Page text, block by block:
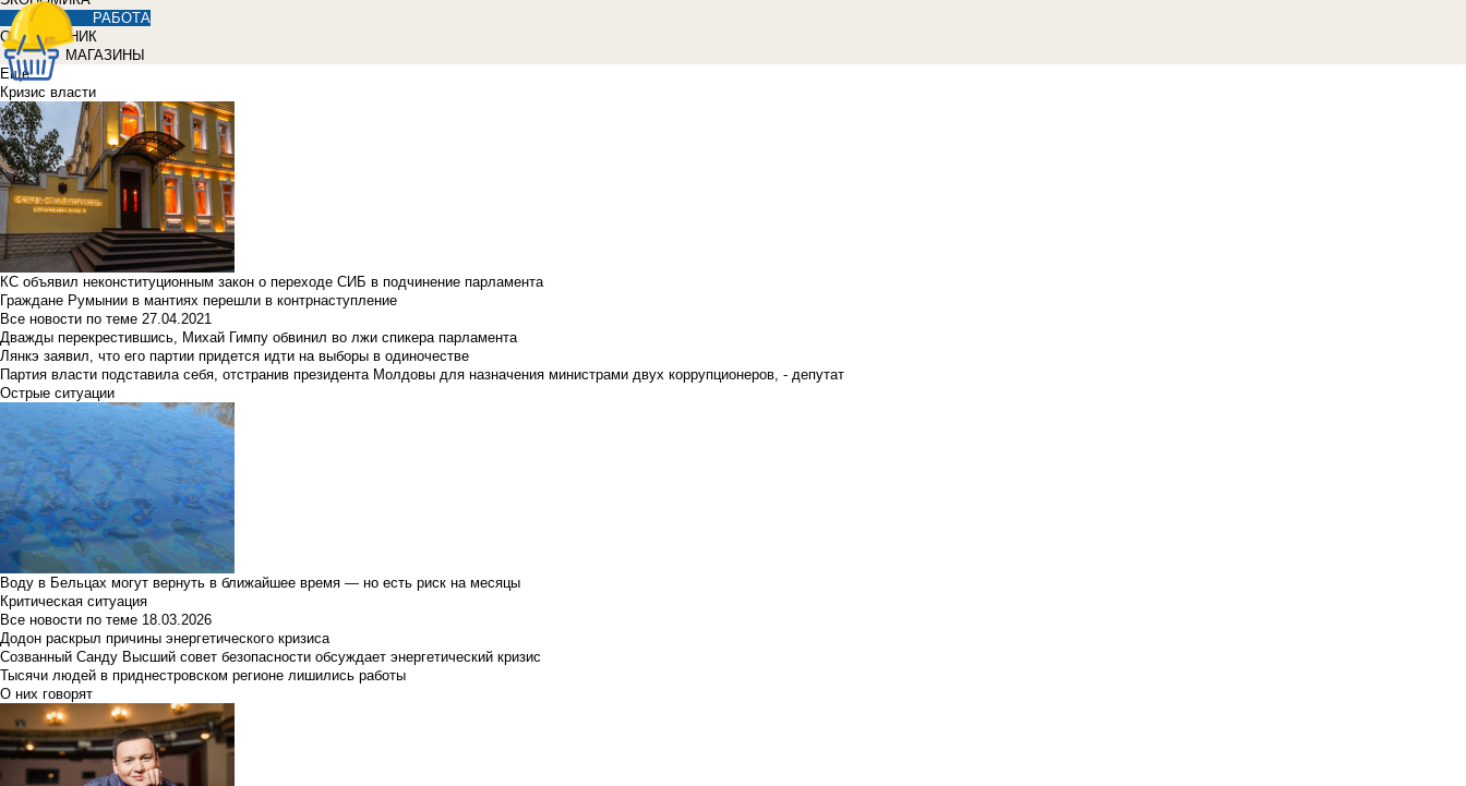
РАБОТА
СПРАВОЧНИК
МАГАЗИНЫ
Еще
Кризис власти
КС объявил неконституционным закон о переходе СИБ в подчинение парламента
Граждане Румынии в мантиях перешли в контрнаступление
Все новости по теме 27.04.2021
Дважды перекрестившись, Михай Гимпу обвинил во лжи спикера парламента
Лянкэ заявил, что его партии придется идти на выборы в одиночестве
Партия власти подставила себя, отстранив президента Молдовы для назначения министрами двух коррупционеров, - депутат
Острые ситуации
Воду в Бельцах могут вернуть в ближайшее время — но есть риск на месяцы
Критическая ситуация
Все новости по теме 18.03.2026
Додон раскрыл причины энергетического кризиса
Созванный Санду Высший совет безопасности обсуждает энергетический кризис
Тысячи людей в приднестровском регионе лишились работы
О них говорят